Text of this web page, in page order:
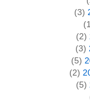
(3)
(2)
(3)
(5)
(2)
(5)